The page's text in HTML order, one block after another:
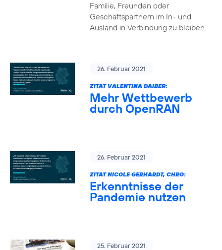
Familie, Freunden oder
Geschäftspartnern im In- und
Ausland in Verbindung zu bleiben.
26. Februar 2021
ZITAT VALENTINA DAIBER:
Mehr Wettbewerb
durch OpenRAN
26. Februar 2021
ZITAT NICOLE GERHARDT, CHRO:
Erkenntnisse der
Pandemie nutzen
25. Februar 2021